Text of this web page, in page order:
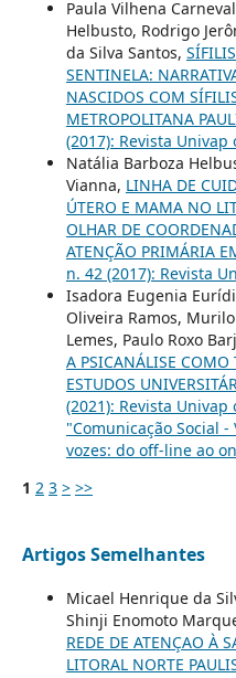
Paula Vilhena
Helbusto, Rodrigo
da Silva Santos,
SENTINELA:
NASCIDOS COM
METROPOLITANA
(2017): Revista
Natália Barboza
Vianna, LINHA DE
ÚTERO E MAMA NO
OLHAR DE
ATENÇÃO PRIMÁRIA
n. 42 (2017): Revista
Isadora Eugenia
Oliveira Ramos,
Lemes, Paulo Roxo
A PSICANÁLISE COMO
ESTUDOS
(2021): Revista Univap
"Comunicação Social
vozes: do off-line ao
1 2 3 > >>
Artigos Semelhantes
Micael Henrique da
Shinji Enomoto
REDE DE ATENÇAO À
LITORAL NORTE